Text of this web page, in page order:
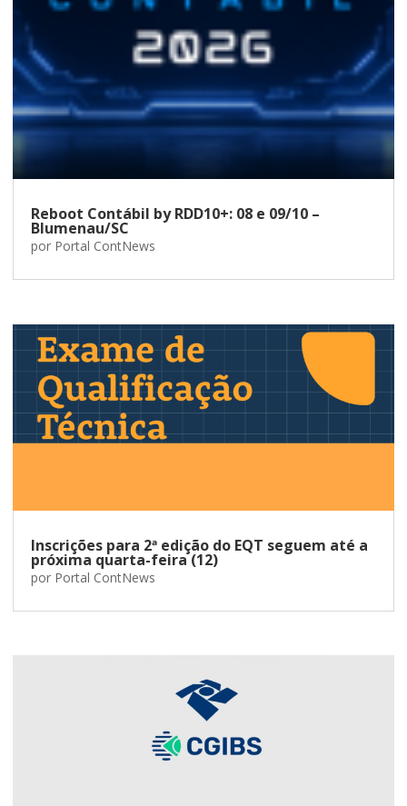
Reboot Contábil by RDD10+: 08 e 09/10 –
Blumenau/SC
por Portal ContNews
Inscrições para 2ª edição do EQT seguem até a
próxima quarta-feira (12)
por Portal ContNews